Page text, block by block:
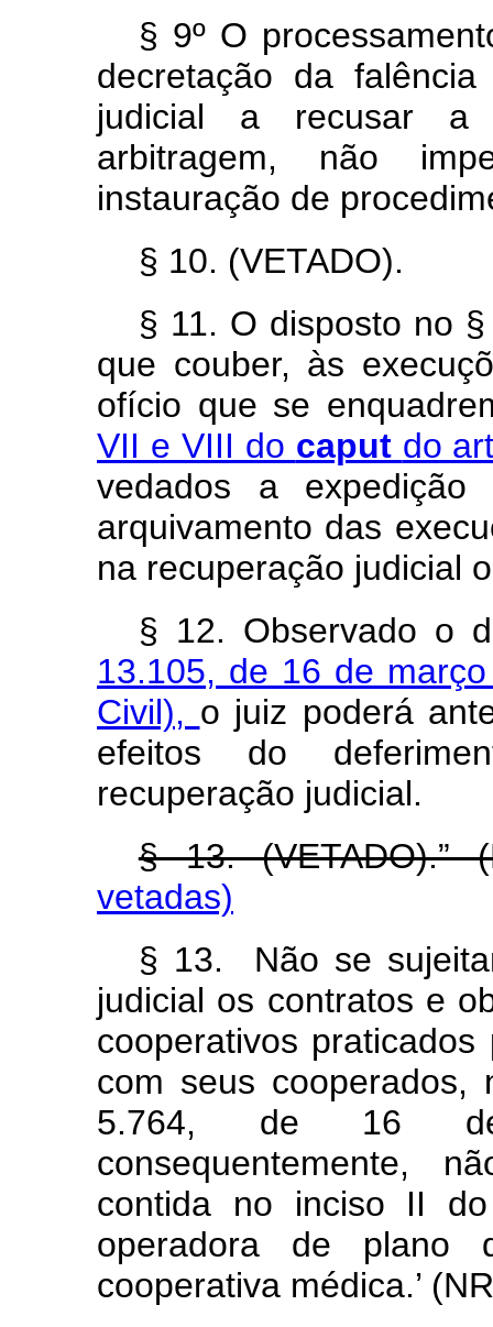
§ 9º O
decretação da
judicial a recusar a
arbitragem, não
instauração de
§ 10. (VETADO).
§ 11. O disposto no
que couber, às
ofício que se
VII e VIII do caput do
vedados a
arquivamento das
na recuperação judicial
§ 12. Observado o
13.105, de 16 de
Civil), o juiz poderá
efeitos do
recuperação judicial.
§ 13. (VETADO).”
vetadas)
§ 13. Não se
judicial os contratos e
cooperativos
com seus
5.764, de 16
consequentemente,
contida no inciso II
operadora de plano
cooperativa médica.’